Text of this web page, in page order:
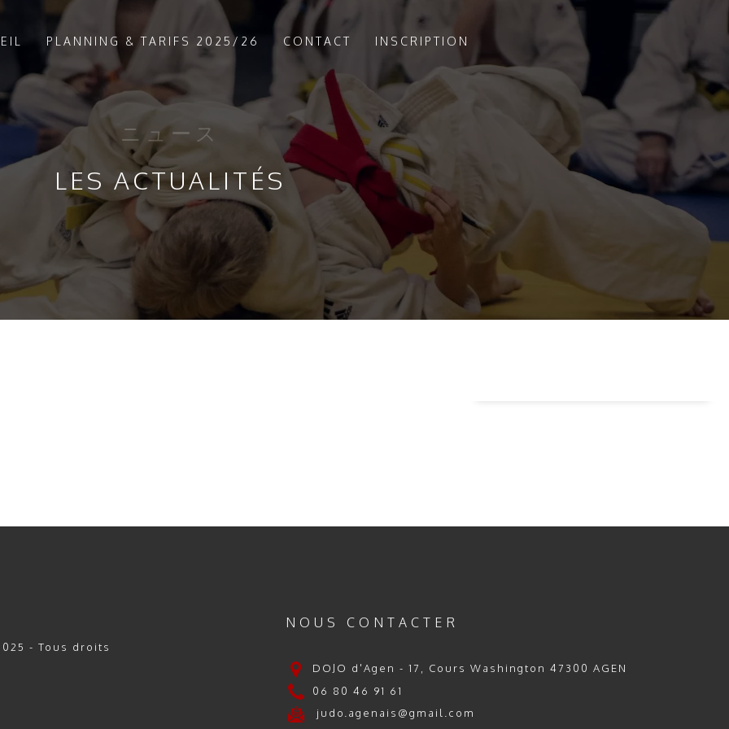
PLANNING & TARIFS 2025/26 CONTACT INSCRIPTION
ニュース
LES ACTUALITÉS
- Tous droits
NOUS CONTACTER
DOJO d'Agen - 17, Cours Washington 47300 AGEN
06 80 46 91 61
judo.agenais@gmail.com